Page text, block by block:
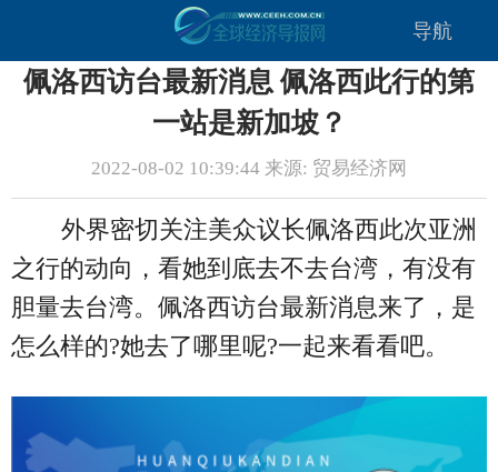
导航
佩洛西访台最新消息 佩洛西此行的第
一站是新加坡？
2022-08-02 10:39:44 来源: 贸易经济网
外界密切关注美众议长佩洛西此次亚洲
之行的动向，看她到底去不去台湾，有没有
胆量去台湾。佩洛西访台最新消息来了，是
怎么样的?她去了哪里呢?一起来看看吧。